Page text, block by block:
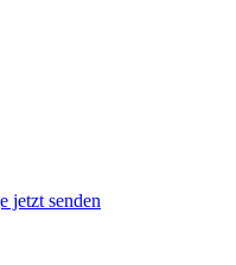
jetzt senden